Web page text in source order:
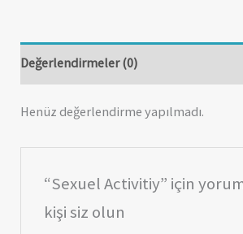
Değerlendirmeler (0)
Henüz değerlendirme yapılmadı.
“Sexuel Activitiy” için
kişi siz olun